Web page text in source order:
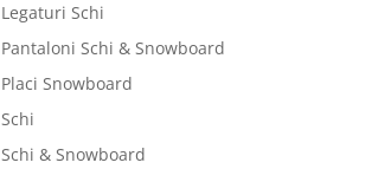
Legaturi Schi
Pantaloni Schi & Snowboard
Placi Snowboard
Schi
Schi & Snowboard